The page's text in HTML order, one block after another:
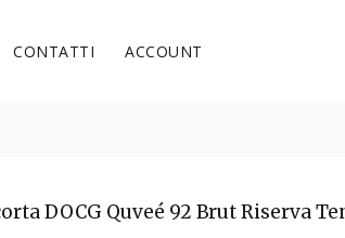
CONTATTI ACCOUNT
DOCG Quveé 92 Brut Riserva